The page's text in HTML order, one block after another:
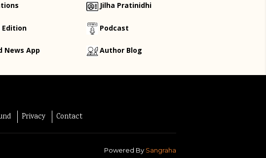
Edition
News App
Jilha Pratinidhi
Podcast
Author Blog
Privacy Contact
Powered By Sangraha